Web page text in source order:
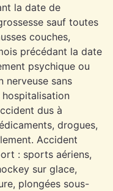
la date de
sauf toutes
couches,
précédant la date
psychique ou
nerveuse sans
dus à
drogues,
Accident
: sports aériens,
sur glace,
plongées sous-